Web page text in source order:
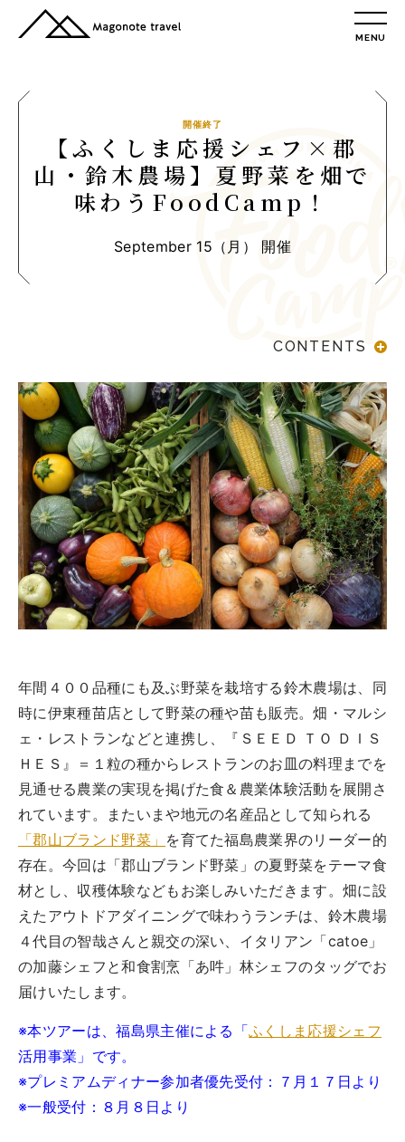
MENU
会社概要
リクルート情報
プライバシーポリシー
トップ
ツアー一覧
参加の流れ
お問合せ
FOOD CAMP
フードキャンプ
トップ
ツアー一覧
お問合せ
Food Camp（English）
BEST TABLE
ベストテーブル
トップ
お問合せ
Best Table（English）
CATERING
ケータリング
実例一覧
ご注文
お問合せ
開催終了
【ふくしま応援シェフ×郡
山・鈴木農場】夏野菜を畑で
味わうFoodCamp！
September 15（月） 開催
CONTENTS
REPORT
開催レポート
POINT
見どころ
CAST
キャスト紹介
SCHEDULE
スケジュール
DETAIL
詳細
FLOW
参加の流れ
年間４００品種にも及ぶ野菜を栽培する鈴木農場は、同
時に伊東種苗店として野菜の種や苗も販売。畑・マルシ
ェ・レストランなどと連携し、『ＳＥＥＤ ＴＯ ＤＩＳ
ＨＥＳ』＝１粒の種からレストランのお皿の料理までを
見通せる農業の実現を掲げた食＆農業体験活動を展開さ
れています。またいまや地元の名産品として知られる
「郡山ブランド野菜」 を育てた福島農業界のリーダー的
存在。今回は「郡山ブランド野菜」の夏野菜をテーマ食
材とし、収穫体験などもお楽しみいただきます。畑に設
えたアウトドアダイニングで味わうランチは、鈴木農場
４代目の智哉さんと親交の深い、イタリアン「catoe」
の加藤シェフと和食割烹「あ吽」林シェフのタッグでお
届けいたします。
※本ツアーは、福島県主催による「ふくしま応援シェフ
活用事業」です。
※プレミアムディナー参加者優先受付：７月１７日より
※一般受付：８月８日より